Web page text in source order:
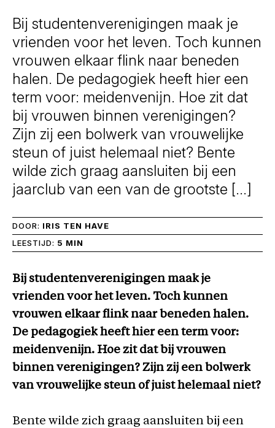
Bij studentenverenigingen maak je
vrienden voor het leven. Toch kunnen
vrouwen elkaar flink naar beneden
halen. De pedagogiek heeft hier een
term voor: meidenvenijn. Hoe zit dat
bij vrouwen binnen verenigingen?
Zijn zij een bolwerk van vrouwelijke
steun of juist helemaal niet? Bente
wilde zich graag aansluiten bij een
jaarclub van een van de grootste […]
DOOR: IRIS TEN HAVE
LEESTIJD: 5 MIN
Bij studentenverenigingen maak je
vrienden voor het leven. Toch kunnen
vrouwen elkaar flink naar beneden halen.
De pedagogiek heeft hier een term voor:
meidenvenijn. Hoe zit dat bij vrouwen
binnen verenigingen? Zijn zij een bolwerk
van vrouwelijke steun of juist helemaal niet?
Bente wilde zich graag aansluiten bij een